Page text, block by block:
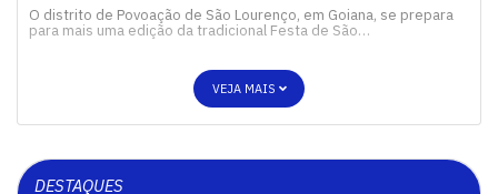
O distrito de Povoação de São Lourenço, em Goiana, se prepara
para mais uma edição da tradicional Festa de São…
VEJA MAIS
DESTAQUES